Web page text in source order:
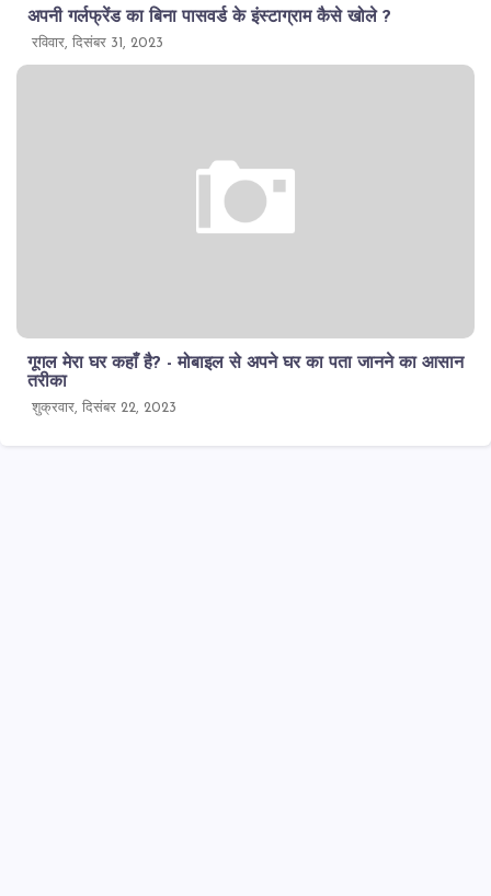
अपनी गर्लफ्रेंड का बिना पासवर्ड के इंस्टाग्राम कैसे खोले ?
रविवार, दिसंबर 31, 2023
गूगल मेरा घर कहाँ है? - मोबाइल से अपने घर का पता जानने का आसान
तरीका
शुक्रवार, दिसंबर 22, 2023